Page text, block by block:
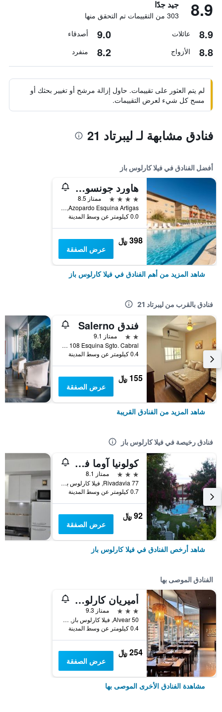
8.9 جيد جدًا
303 من التقييمات تم التحقق منها
8.9 عائلات 9.0 أصدقاء
8.8 الأزواج 8.2 منفرد
لم يتم العثور على تقييمات. حاول إزالة مرشح أو تغيير بحثك أو
مسح كل شيء لعرض التقييمات.
فنادق مشابهة لـ ليبرتاد 21
أفضل الفنادق في فيلا كارلوس باز
هاورد جونسون باي ويندام فيلا كارلوس باث
4 نجوم
ممتاز 8.5
Azopardo Esquina Artigas, فيلا كارلوس باز, محافظة كوردوبا, الأرجنتين
0.0 كيلومتر عن وسط المدينة
398 ﷼
عرض الصفقة
شاهد المزيد من أهم الفنادق في فيلا كارلوس باز
فنادق بالقرب من ليبرتاد 21
فندق Salerno
2 نجمتين
ممتاز 9.1
Juan B. Justo 108 Esquina Sgto. Cabral, فيلا كارلوس باز, محافظة كوردوبا, الأرجنتين
0.4 كيلومتر عن وسط المدينة
155 ﷼
عرض الصفقة
شاهد المزيد من الفنادق القريبة
فنادق رخيصة في فيلا كارلوس باز
كولونيا آوما فيلا كارلوس باز
3 نجوم
ممتاز 8.1
Rivadavia 77, فيلا كارلوس باز, محافظة كوردوبا, الأرجنتين
0.7 كيلومتر عن وسط المدينة
92 ﷼
عرض الصفقة
شاهد أرخص الفنادق في فيلا كارلوس باز
الفنادق الموصى بها
أميريان كارلوس باز
3 نجوم
ممتاز 9.3
Alvear 50, فيلا كارلوس باز, محافظة كوردوبا, الأرجنتين
0.4 كيلومتر عن وسط المدينة
254 ﷼
عرض الصفقة
مشاهدة الفنادق الأخرى الموصى بها